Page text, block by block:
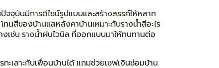
จุบันมีการดีไซน์รูปแบบและสร้างสรรค์ให้หลาก
นสีของบ้านแลหลังคาบ้านเหมาะกับรางน้ำสีอะไร
งเช่น รางน้ำฝนไวนิล ที่ออกแบบมาให้ทนทานต่อ
ะเลาะกับเพื่อนบ้านได้ แถมช่วยเซฟเงินซ่อมบ้าน